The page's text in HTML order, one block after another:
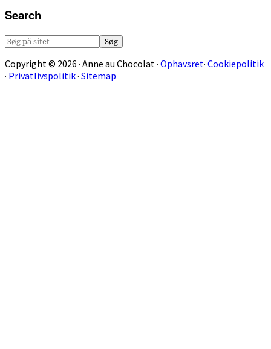
Search
Søg
sitet
Copyright © 2026 · Anne au Chocolat · Ophavsret· Cookiepolitik
· Privatlivspolitik· Sitemap